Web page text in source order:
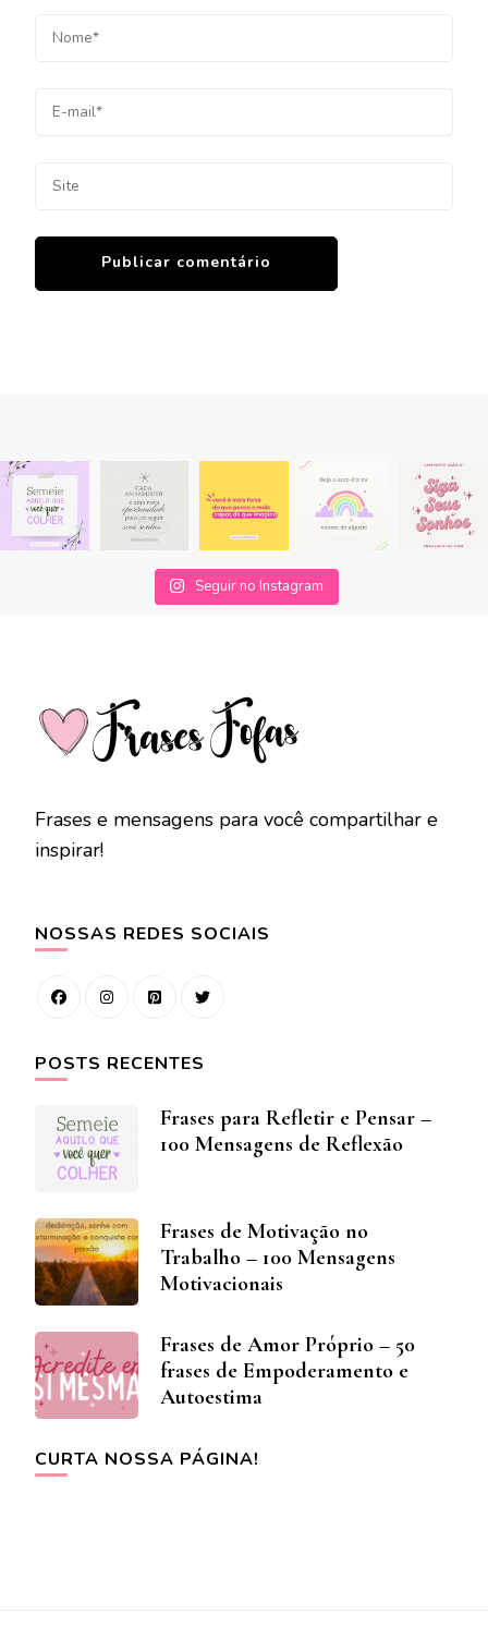
Seguir no Instagram
Frases e mensagens para você compartilhar e
inspirar!
NOSSAS REDES SOCIAIS
POSTS RECENTES
Frases para Refletir e Pensar –
100 Mensagens de Reflexão
Frases de Motivação no
Trabalho – 100 Mensagens
Motivacionais
Frases de Amor Próprio – 50
frases de Empoderamento e
Autoestima
CURTA NOSSA PÁGINA!